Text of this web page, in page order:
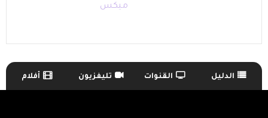
ميكس
TV Guide Menu الدليل القنوات تليفزيون أفلام